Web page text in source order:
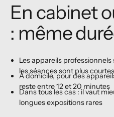
En cabinet
: même
Les appareils
les séances sont plus
À domicile, pour des
reste entre 12 et 20 minutes
Dans tous les cas : il vaut
longues expositions rares